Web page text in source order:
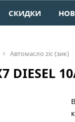
СКИДКИ
автомасло zic (зик)